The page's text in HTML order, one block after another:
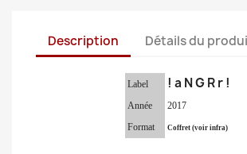
Description Détails du
Label ! a N G R r !
Année
2017
Format
Coffret (voir infra)